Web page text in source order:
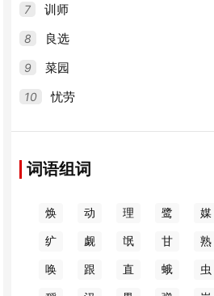
7 训师
8 良选
9 菜园
10 忧劳
词语组词
焕 动 理 鹭 媒
纩 觑 氓 甘 熟
唤 跟 直 蛾 虫